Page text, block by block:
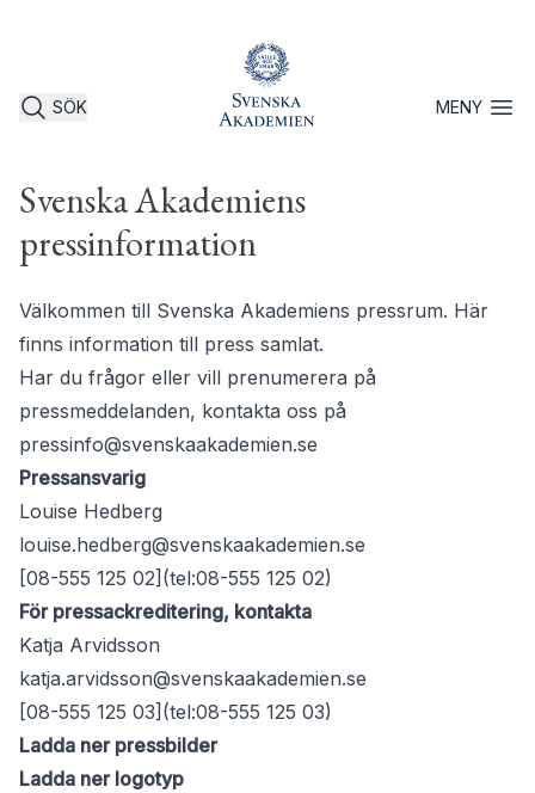
SÖK MENYÖppna
Svenska Akademiens
pressinformation
Välkommen till Svenska Akademiens pressrum. Här
finns information till press samlat.
Har du frågor eller vill prenumerera på
pressmeddelanden, kontakta oss på
pressinfo@svenskaakademien.se
Pressansvarig
Louise Hedberg
louise.hedberg@svenskaakademien.se
[08-555 125 02](tel:08-555 125 02)
För pressackreditering, kontakta
Katja Arvidsson
katja.arvidsson@svenskaakademien.se
[08-555 125 03](tel:08-555 125 03)
Ladda ner pressbilder
Ladda ner logotyp